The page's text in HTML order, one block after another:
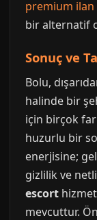
premium ilan
bir alternatif
Sonuç ve
Bolu,
halinde bir
için birçok
huzurlu bir
enerjisine;
gizlilik ve
escort
mevcuttur.